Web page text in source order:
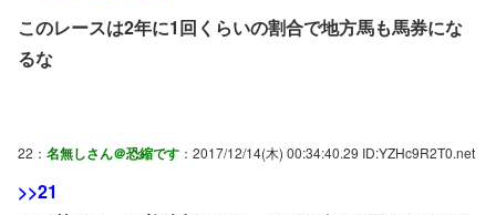
このレースは2年に1回くらいの割合で地方馬も馬券にな
るな
22： 名無しさん＠恐縮です ：2017/12/14(木) 00:34:40.29 ID:YZHc9R2T0.net
>>21